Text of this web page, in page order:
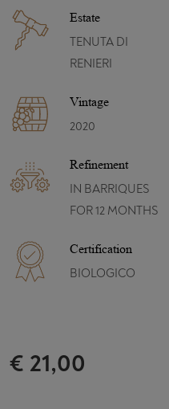
Estate
TENUTA DI
RENIERI
Vintage
2020
Refinement
IN BARRIQUES
FOR 12 MONTHS
Certification
BIOLOGICO
€ 21,00